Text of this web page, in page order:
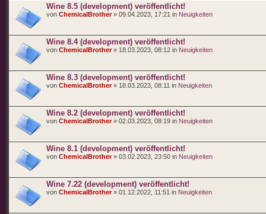
Wine 8.5 (development) veröffentlicht!
von ChemicalBrother» 09.04.2023, 17:21 in Neuigkeiten
Wine 8.4 (development) veröffentlicht!
von ChemicalBrother» 18.03.2023, 08:12 in Neuigkeiten
Wine 8.3 (development) veröffentlicht!
von ChemicalBrother» 18.03.2023, 08:11 in Neuigkeiten
Wine 8.2 (development) veröffentlicht!
von ChemicalBrother» 02.03.2023, 08:19 in Neuigkeiten
Wine 8.1 (development) veröffentlicht!
von ChemicalBrother» 03.02.2023, 23:50 in Neuigkeiten
Wine 7.22 (development) veröffentlicht!
von ChemicalBrother» 01.12.2022, 11:51 in Neuigkeiten